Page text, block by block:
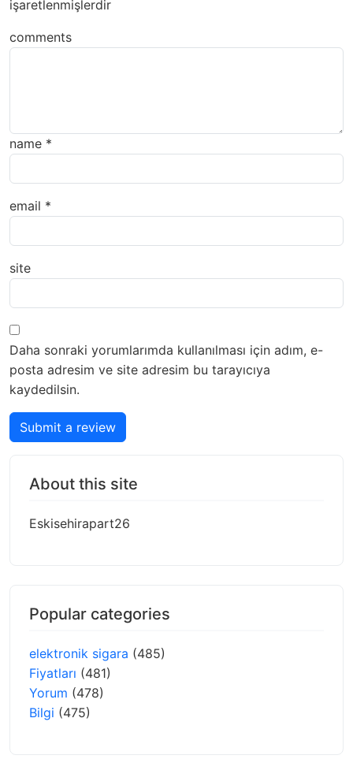
işaretlenmişlerdir
comments
name *
email *
site
Daha sonraki yorumlarımda kullanılması için adım, e-
posta adresim ve site adresim bu tarayıcıya
kaydedilsin.
Submit a review
About this site
Eskisehirapart26
Popular categories
elektronik sigara (485)
Fiyatları (481)
Yorum (478)
Bilgi (475)